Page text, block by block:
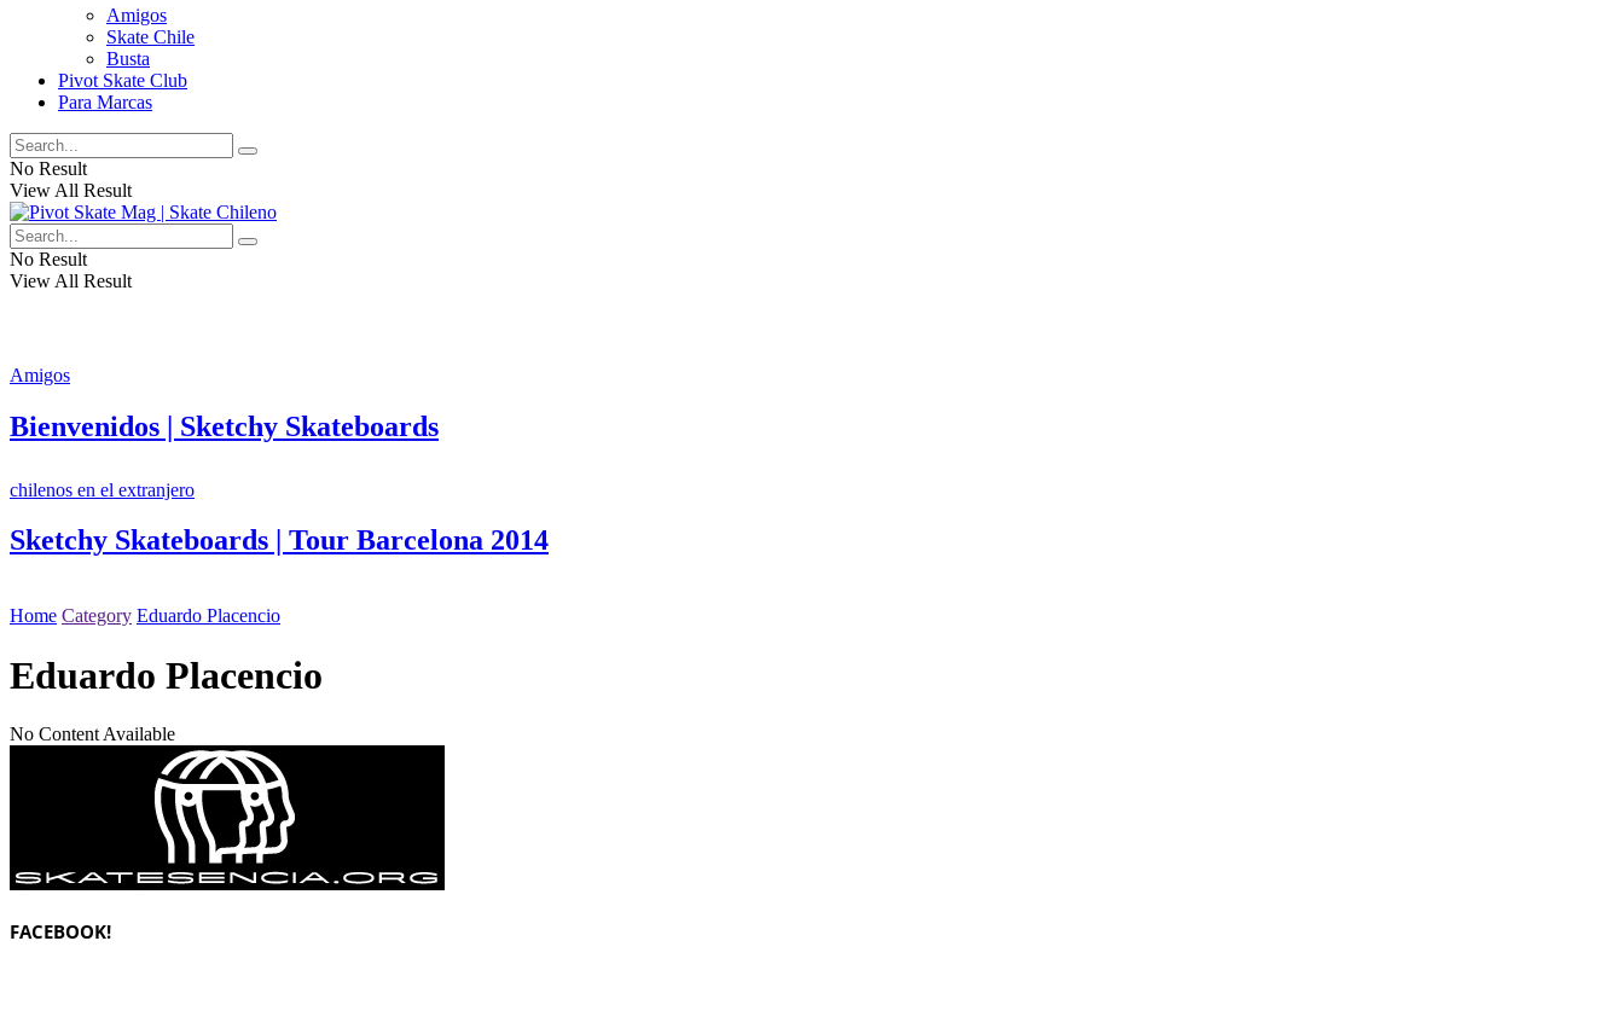
Amigos
Skate Chile
Busta
Pivot Skate Club
Para Marcas
No Result
View All Result
No Result
View All Result
Amigos
Bienvenidos | Sketchy Skateboards
chilenos en el extranjero
Sketchy Skateboards | Tour Barcelona 2014
Home Category Eduardo Placencio
Eduardo Placencio
No Content Available
FACEBOOK!